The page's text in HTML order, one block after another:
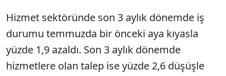
Hizmet sektöründe son 3 aylık dönemde iş
durumu temmuzda bir önceki aya kıyasla
yüzde 1,9 azaldı. Son 3 aylık dönemde
hizmetlere olan talep ise yüzde 2,6 düşüşle